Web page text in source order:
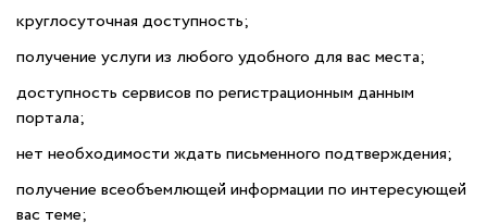
круглосуточная доступность;
получение услуги из любого удобного для вас места;
доступность сервисов по регистрационным данным
портала;
нет необходимости ждать письменного подтверждения;
получение всеобъемлющей информации по интересующей
вас теме;